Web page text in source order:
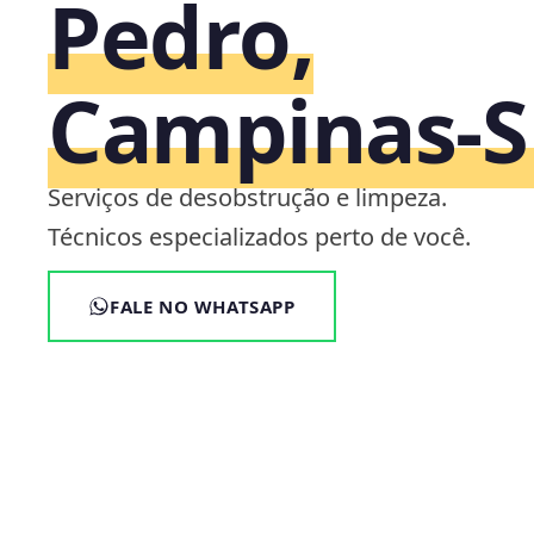
Pedro,
Serviços de desobstrução e limpeza.
Técnicos especializados perto de você.
FALE NO WHATSAPP